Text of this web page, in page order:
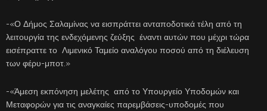
-«Ο Δήμος Σαλαμίνας να εισπράττει ανταποδοτικά τέλη από τη
λειτουργία της ενδεχόμενης ζεύξης έναντι αυτών που μέχρι τώρα
εισέπραττε το Λιμενικό Ταμείο αναλόγου ποσού από τη διέλευση
των φέρυ-μποτ.»
-«Άμεση εκπόνηση μελέτης από το Υπουργείο Υποδομών και
Μεταφορών για τις αναγκαίες παρεμβάσεις-υποδομές που